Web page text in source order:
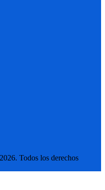
Todos los derechos